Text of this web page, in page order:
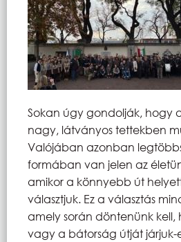
Sokan úgy gondolják, hogy
nagy, látványos tettekben
Valójában azonban
formában van jelen az
amikor a könnyebb út
választjuk. Ez a választás
amely során döntenünk kell,
vagy a bátorság útját járjuk-